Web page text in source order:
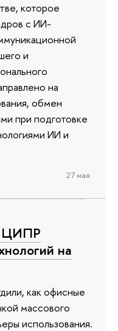
которое
с ИИ-
и
на
обмен
при подготовке
ИИ и
27 мая
ЦИПР
на
как офисные
массового
использования.